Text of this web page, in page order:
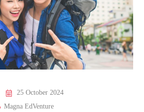
25 October 2024
Magna EdVenture